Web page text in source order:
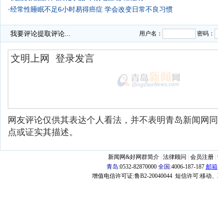
·经常性睡眠不足6小时易得癌症 学会改变日常不良习惯
我要评论提取评论... 用户名： 密码：
网友评论仅供其表达个人看法，并不表明青岛新闻网
点或证实其描述。